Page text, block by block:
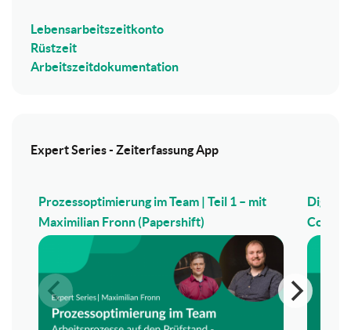
Lebensarbeitszeitkonto
Rüstzeit
Arbeitszeitdokumentation
Expert Series - Zeiterfassung App
Prozessoptimierung im Team | Teil 1 – mit
Maximilian Fronn (Papershift)